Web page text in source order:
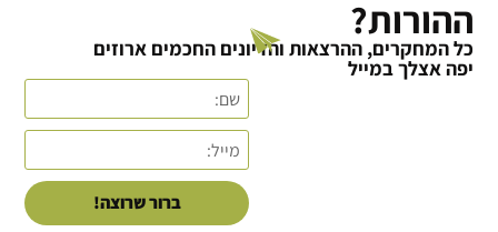
ההורות?
כל המחקרים, ההרצאות והדיונים החכמים ארוזים
יפה אצלך במייל
ברור שרוצה!